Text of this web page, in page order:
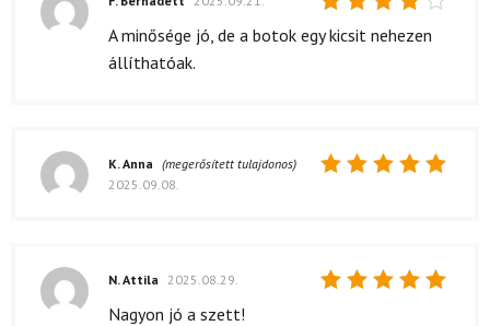
Értékelés:
4
A minősége jó, de a botok egy kicsit nehezen
állíthatóak.
K. Anna (megerősített tulajdonos)
2025.09.08.
N. Attila 2025.08.29.
Nagyon jó a szett!